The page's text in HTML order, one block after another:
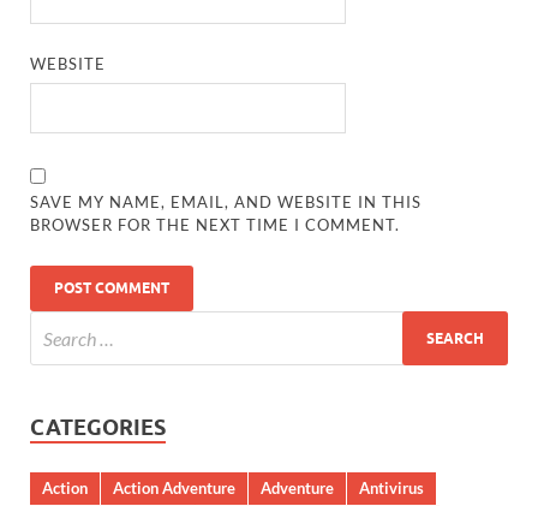
WEBSITE
SAVE MY NAME, EMAIL, AND WEBSITE IN THIS
BROWSER FOR THE NEXT TIME I COMMENT.
CATEGORIES
Action Action Adventure Adventure
Antivirus